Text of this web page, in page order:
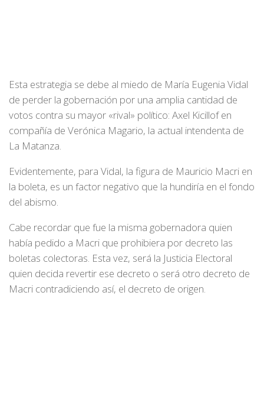
Esta estrategia se debe al miedo de María Eugenia Vidal
de perder la gobernación por una amplia cantidad de
votos contra su mayor «rival» político: Axel Kicillof en
compañía de Verónica Magario, la actual intendenta de
La Matanza.
Evidentemente, para Vidal, la figura de Mauricio Macri en
la boleta, es un factor negativo que la hundiría en el fondo
del abismo.
Cabe recordar que fue la misma gobernadora quien
había pedido a Macri que prohibiera por decreto las
boletas colectoras. Esta vez, será la Justicia Electoral
quien decida revertir ese decreto o será otro decreto de
Macri contradiciendo así, el decreto de origen.